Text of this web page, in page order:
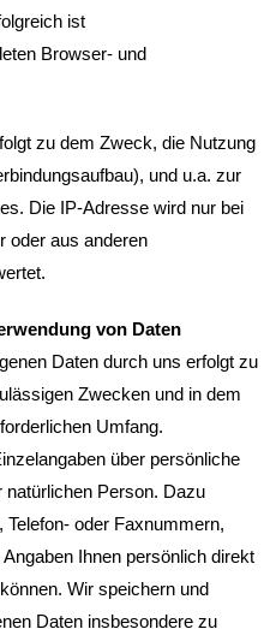
ist
Browser- und
zu dem Zweck, die Nutzung
und u.a. zur
Die IP-Adresse wird nur bei
oder aus anderen
von Daten
Daten durch uns erfolgt zu
Zwecken und in dem
Umfang.
über persönliche
natürlichen Person. Dazu
oder Faxnummern,
Ihnen persönlich direkt
Wir speichern und
Daten insbesondere zu